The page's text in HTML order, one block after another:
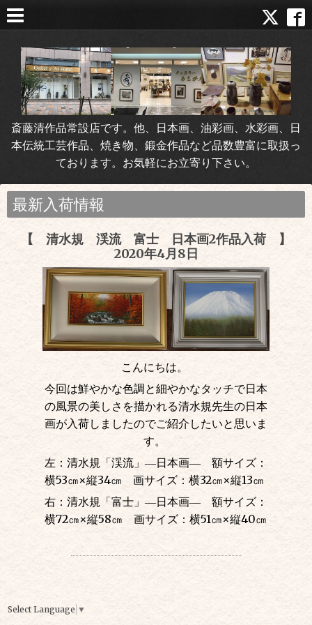
斎藤清作品常設店です。他、日本画、油彩画、水彩画、日
本伝統工芸作品、焼き物、鍛金作品など品数豊富に取扱っ
ております。お気軽にお立寄り下さい。
最新入荷情報
【 清水規 渓流 富士 日本画2作品入荷 】
2020年4月8日
こんにちは。
今回は鮮やかな色調と細やかなタッチで日本
の風景の美しさを描かれる清水規先生の日本
画が入荷しましたのでご紹介したいと思いま
す。
左：清水規「渓流」―日本画― 額サイズ：
横53㎝×縦34㎝ 画サイズ：横32㎝×縦13㎝
右：清水規「富士」―日本画― 額サイズ：
横72㎝×縦58㎝ 画サイズ：横51㎝×縦40㎝
Select Language ▼